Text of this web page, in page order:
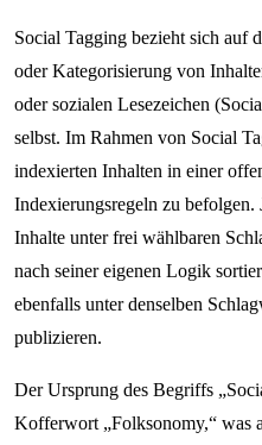
Social Tagging bezieht sich auf
oder Kategorisierung von
oder sozialen Lesezeichen
selbst. Im Rahmen von Social
indexierten Inhalten in einer
Indexierungsregeln zu befolgen.
Inhalte unter frei wählbaren
nach seiner eigenen Logik
ebenfalls unter denselben
publizieren.
Der Ursprung des Begriffs
Kofferwort „Folksonomy,“ was